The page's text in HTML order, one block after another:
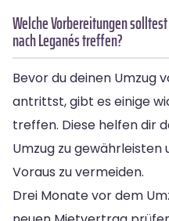
Welche Vorbereitungen
nach Leganés treffen?
Bevor du deinen Umzug
antrittst, gibt es einige
treffen. Diese helfen dir
Umzug zu
Voraus zu vermeiden.
Drei Monate vor dem